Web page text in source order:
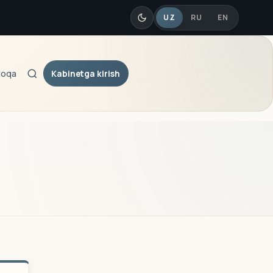
UZ RU EN
QidiruvKabinetga kirish